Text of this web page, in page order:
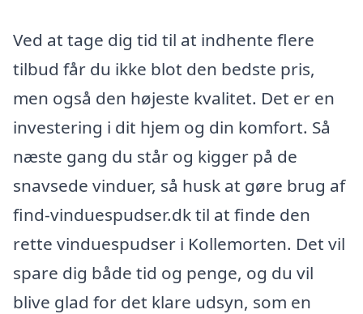
Ved at tage dig tid til at indhente flere
tilbud får du ikke blot den bedste pris,
men også den højeste kvalitet. Det er en
investering i dit hjem og din komfort. Så
næste gang du står og kigger på de
snavsede vinduer, så husk at gøre brug af
find-vinduespudser.dk til at finde den
rette vinduespudser i Kollemorten. Det vil
spare dig både tid og penge, og du vil
blive glad for det klare udsyn, som en